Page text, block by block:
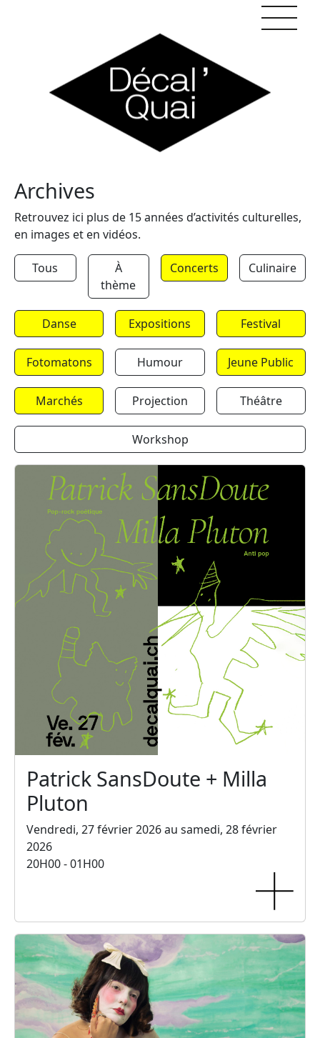
Archives
Retrouvez ici plus de 15 années d’activités culturelles,
en images et en vidéos.
Tous
À
thème
Concerts Culinaire
Danse Expositions Festival
Fotomatons Humour Jeune Public
Marchés Projection Théâtre
Workshop
Patrick SansDoute + Milla
Pluton
Vendredi, 27 février 2026 au samedi, 28 février
2026
20H00 - 01H00